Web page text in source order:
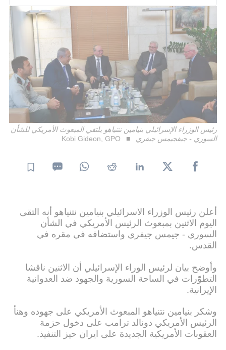
رئيس الوزراء الإسرائيلي بنيامين نتنياهو يلتقي المبعوث الأمريكي للشأن
السوري - جيفجيمس جيفري
Kobi Gideon, GPO
أعلن رئيس الوزراء الاسرائيلي بنيامين نتنياهو أنه التقى
اليوم الاثنين بمبعوث الرئيس الأمريكي في الشأن
السوري - جيمس جيفري واستضافه في مقره في
القدس.
وأوضح بيان لرئيس الوراء الإسرائيلي أن الاثنين ناقشا
التطوّرات في الساحة السورية والجهود ضد العدوانية
الإيرانية.
وشكر بنيامين نتنياهو المبعوث الأمريكي على جهوده وهنأ
الرئيس الأمريكي دونالد ترامب على دخول حزمة
العقوبات الأمريكية الجديدة على ايران حيز التنفيذ.